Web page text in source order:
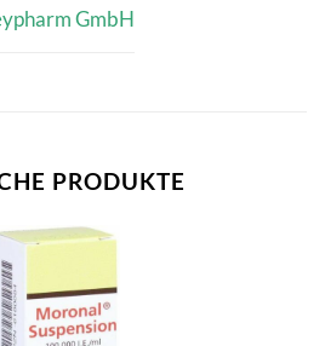
GmbH
PRODUKTE